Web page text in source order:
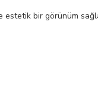
ile estetik bir görünüm